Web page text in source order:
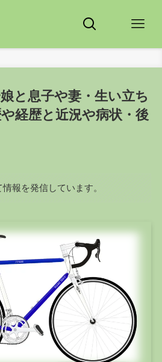
と息子や妻・生い立ち
経歴と近況や病状・後
報を発信しています。